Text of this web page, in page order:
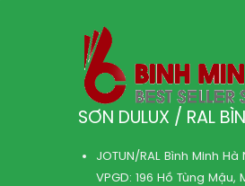
SƠN DULUX / RAL
JOTUN/RAL Bình Minh Hà
VPGD: 196 Hồ Tùng